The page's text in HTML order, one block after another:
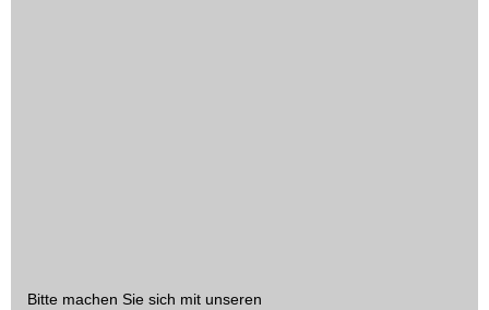
Bitte machen Sie sich mit unseren